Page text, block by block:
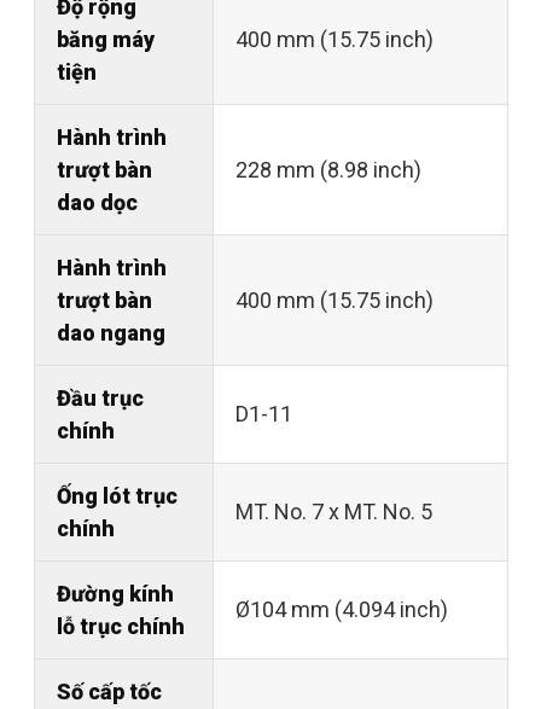
Độ rộng
băng máy
tiện
400 mm (15.75 inch)
Hành trình
trượt bàn
dao dọc
228 mm (8.98 inch)
Hành trình
trượt bàn
dao ngang
400 mm (15.75 inch)
Đầu trục
chính
D1-11
Ống lót trục
chính
MT. No. 7 x MT. No. 5
Đường kính
lỗ trục chính
Ø104 mm (4.094 inch)
Số cấp tốc